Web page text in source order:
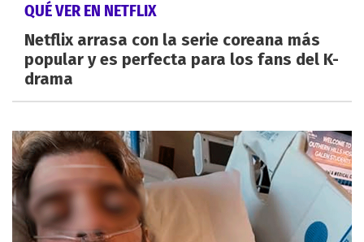
QUÉ VER EN NETFLIX
Netflix arrasa con la serie coreana más
popular y es perfecta para los fans del K-
drama